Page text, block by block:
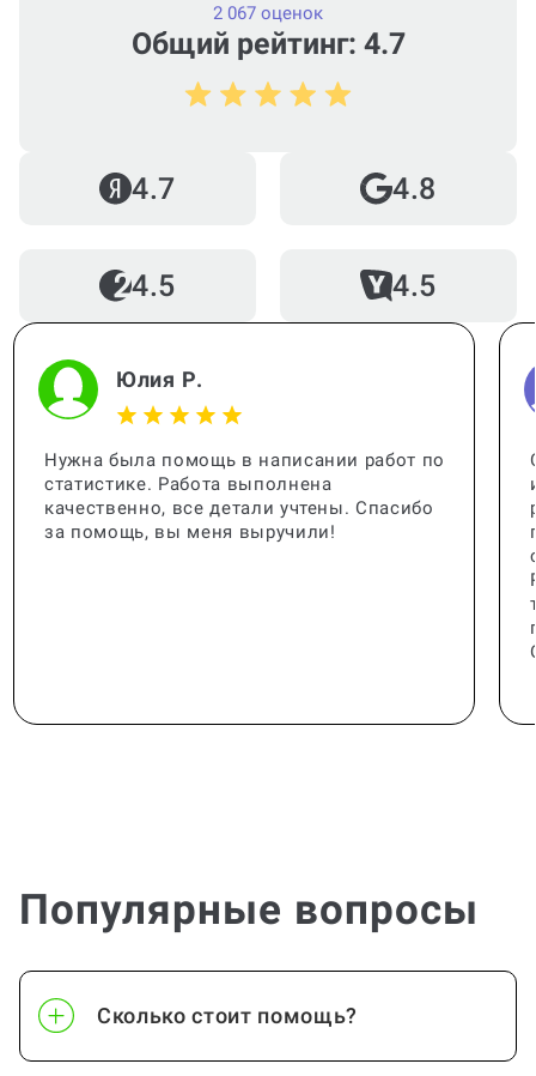
Общий рейтинг: 4.7
2 067 оценок
4.7 4.8
4.5 4.5
Юлия Р.
Нужна была помощь в написании работ по
статистике. Работа выполнена
качественно, все детали учтены. Спасибо
за помощь, вы меня выручили!
Популярные вопросы
Сколько стоит помощь?